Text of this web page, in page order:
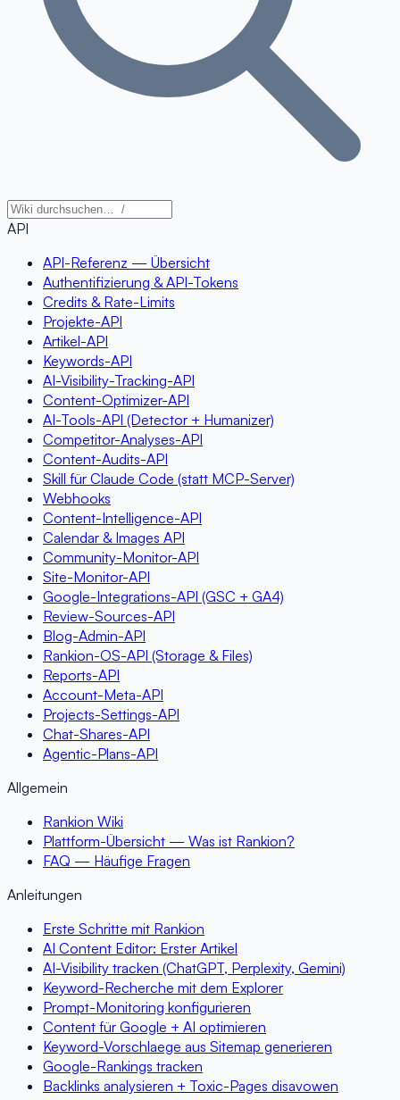
API
API-Referenz — Übersicht
Authentifizierung & API-Tokens
Credits & Rate-Limits
Projekte-API
Artikel-API
Keywords-API
AI-Visibility-Tracking-API
Content-Optimizer-API
AI-Tools-API (Detector + Humanizer)
Competitor-Analyses-API
Content-Audits-API
Skill für Claude Code (statt MCP-Server)
Webhooks
Content-Intelligence-API
Calendar & Images API
Community-Monitor-API
Site-Monitor-API
Google-Integrations-API (GSC + GA4)
Review-Sources-API
Blog-Admin-API
Rankion-OS-API (Storage & Files)
Reports-API
Account-Meta-API
Projects-Settings-API
Chat-Shares-API
Agentic-Plans-API
Allgemein
Rankion Wiki
Plattform-Übersicht — Was ist Rankion?
FAQ — Häufige Fragen
Anleitungen
Erste Schritte mit Rankion
AI Content Editor: Erster Artikel
AI-Visibility tracken (ChatGPT, Perplexity, Gemini)
Keyword-Recherche mit dem Explorer
Prompt-Monitoring konfigurieren
Content für Google + AI optimieren
Keyword-Vorschlaege aus Sitemap generieren
Google-Rankings tracken
Backlinks analysieren + Toxic-Pages disavowen